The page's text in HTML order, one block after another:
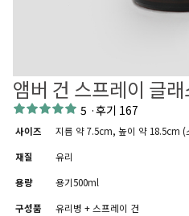
앰버 건 스프레이 글
5 ·후기 167
사이즈
지름 약 7.5cm, 높이 약 18.5cm (
재질
유리
용량
용기500ml
구성품
유리병 + 스프레이 건